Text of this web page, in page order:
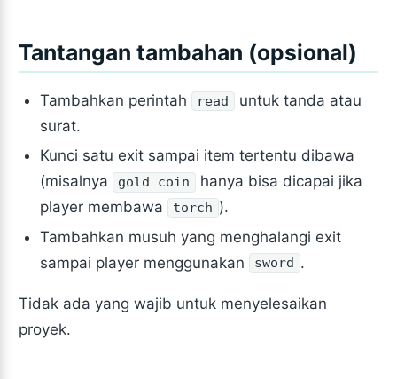
Tantangan tambahan (opsional)
Tambahkan perintah read
untuk tanda atau
surat.
Kunci satu exit sampai item tertentu dibawa
(misalnya
gold coin
hanya bisa dicapai jika
player membawa
torch ).
Tambahkan musuh yang menghalangi exit
sampai player menggunakan
sword .
Tidak ada yang wajib untuk menyelesaikan
proyek.